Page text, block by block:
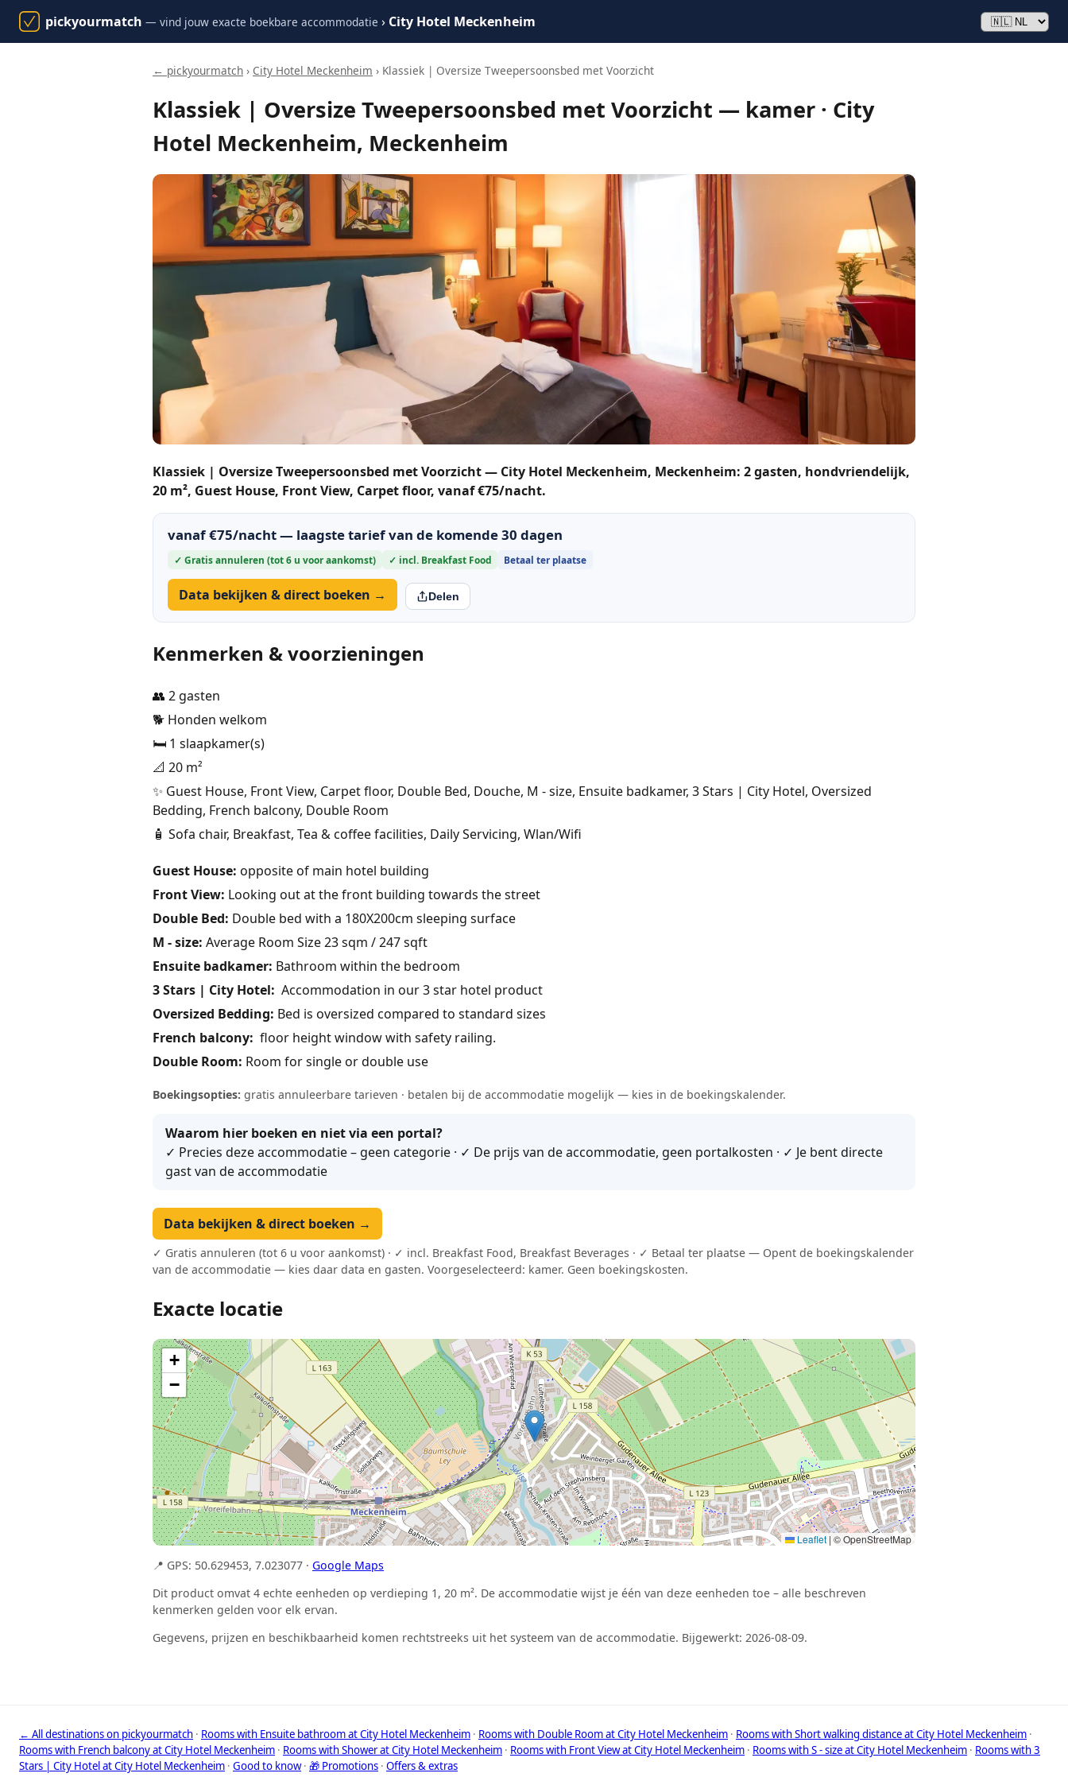
pickyourmatch — vind jouw exacte boekbare accommodatie › City Hotel Meckenheim
← pickyourmatch › City Hotel Meckenheim › Klassiek | Oversize Tweepersoonsbed met Voorzicht
Klassiek | Oversize Tweepersoonsbed met Voorzicht — kamer · City
Hotel Meckenheim, Meckenheim
Klassiek | Oversize Tweepersoonsbed met Voorzicht — City Hotel Meckenheim, Meckenheim: 2 gasten, hondvriendelijk,
20 m², Guest House, Front View, Carpet floor, vanaf €75/nacht.
vanaf €75/nacht — laagste tarief van de komende 30 dagen
✓ Gratis annuleren (tot 6 u voor aankomst) ✓ incl. Breakfast Food Betaal ter plaatse
Data bekijken & direct boeken → Delen
Kenmerken & voorzieningen
👥 2 gasten
🐕 Honden welkom
🛏️ 1 slaapkamer(s)
📐 20 m²
✨ Guest House, Front View, Carpet floor, Double Bed, Douche, M - size, Ensuite badkamer, 3 Stars | City Hotel, Oversized
Bedding, French balcony, Double Room
🧴 Sofa chair, Breakfast, Tea & coffee facilities, Daily Servicing, Wlan/Wifi
Guest House: opposite of main hotel building
Front View: Looking out at the front building towards the street
Double Bed: Double bed with a 180X200cm sleeping surface
M - size: Average Room Size 23 sqm / 247 sqft
Ensuite badkamer: Bathroom within the bedroom
3 Stars | City Hotel: Accommodation in our 3 star hotel product
Oversized Bedding: Bed is oversized compared to standard sizes
French balcony: floor height window with safety railing.
Double Room: Room for single or double use
Boekingsopties: gratis annuleerbare tarieven · betalen bij de accommodatie mogelijk — kies in de boekingskalender.
Waarom hier boeken en niet via een portal?
✓ Precies deze accommodatie – geen categorie · ✓ De prijs van de accommodatie, geen portalkosten · ✓ Je bent directe
gast van de accommodatie
Data bekijken & direct boeken →
✓ Gratis annuleren (tot 6 u voor aankomst) · ✓ incl. Breakfast Food, Breakfast Beverages · ✓ Betaal ter plaatse — Opent de boekingskalender
van de accommodatie — kies daar data en gasten. Voorgeselecteerd: kamer. Geen boekingskosten.
Exacte locatie
+
−
Leaflet | © OpenStreetMap
📍 GPS: 50.629453, 7.023077 · Google Maps
Dit product omvat 4 echte eenheden op verdieping 1, 20 m². De accommodatie wijst je één van deze eenheden toe – alle beschreven
kenmerken gelden voor elk ervan.
Gegevens, prijzen en beschikbaarheid komen rechtstreeks uit het systeem van de accommodatie. Bijgewerkt: 2026-08-09.
← All destinations on pickyourmatch · Rooms with Ensuite bathroom at City Hotel Meckenheim · Rooms with Double Room at City Hotel Meckenheim · Rooms with Short walking distance at City Hotel Meckenheim ·
Rooms with French balcony at City Hotel Meckenheim · Rooms with Shower at City Hotel Meckenheim · Rooms with Front View at City Hotel Meckenheim · Rooms with S - size at City Hotel Meckenheim · Rooms with 3
Stars | City Hotel at City Hotel Meckenheim · Good to know· 🎁 Promotions · Offers & extras